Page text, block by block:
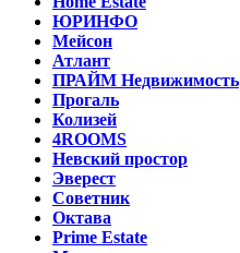
ЮРИНФО
Мейсон
Атлант
ПРАЙМ Недвижимость
Прогаль
Колизей
4ROOMS
Невский простор
Эверест
Советник
Октава
Prime Estate